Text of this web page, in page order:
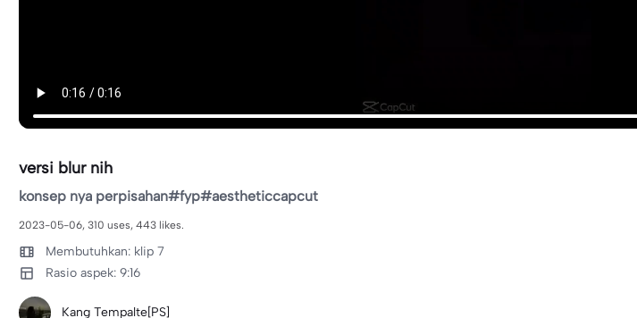
versi blur nih
konsep nya perpisahan#fyp#aestheticcapcut
2023-05-06, 310 uses, 443 likes.
Membutuhkan: klip 7
Rasio aspek: 9:16
Kang Tempalte[PS]